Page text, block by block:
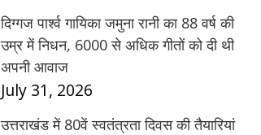
दिग्गज पार्श्व गायिका जमुना रानी का 88 वर्ष की
उम्र में निधन, 6000 से अधिक गीतों को दी थी
अपनी आवाज
July 31, 2026
उत्तराखंड में 80वें स्वतंत्रता दिवस की तैयारियां